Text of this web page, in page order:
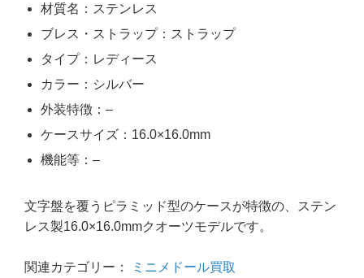
材質名：ステンレス
ブレス・ストラップ：ストラップ
タイプ：レディース
カラー：シルバー
外装特徴：–
ケースサイズ：16.0×16.0mm
機能等：–
文字盤を覆うピラミッド型のケースが特徴の、ステン
レス製16.0×16.0mmクオーツモデルです。
関連カテゴリー： ミニメドール買取